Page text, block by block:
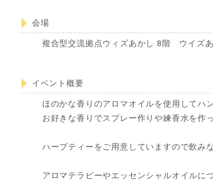
会場
複合型交流拠点ウィズあかし 8階 ウイズ
イベント概要
ほのかな香りのアロマオイルを使用してハ
お好きな香りでスプレー作りや練香水を作
ハーブティーをご用意していますので飲み
アロマテラピーやエッセンシャルオイルに